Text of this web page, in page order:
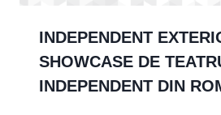
INDEPENDENT
SHOWCASE DE
INDEPENDENT DIN